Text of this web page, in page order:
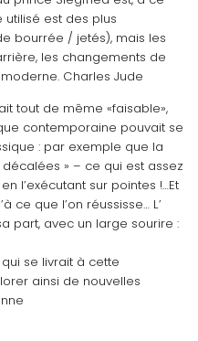
utilisé est des plus
bourrée / jetés), mais les
les changements de
Charles Jude
tout de même «faisable»,
contemporaine pouvait se
: par exemple que la
» – ce qui est assez
l’exécutant sur pointes !…Et
ce que l’on réussisse… L’
part, avec un large sourire :
qui se livrait à cette
ainsi de nouvelles